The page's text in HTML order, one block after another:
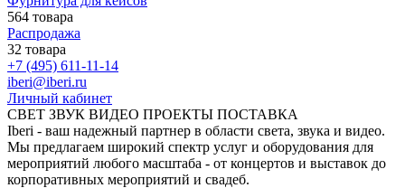
564 товара
Распродажа
32 товара
+7 (495) 611-11-14
iberi@iberi.ru
Личный кабинет
СВЕТ ЗВУК ВИДЕО ПРОЕКТЫ ПОСТАВКА
Iberi - ваш надежный партнер в области света, звука и видео.
Мы предлагаем широкий спектр услуг и оборудования для
мероприятий любого масштаба - от концертов и выставок до
корпоративных мероприятий и свадеб.